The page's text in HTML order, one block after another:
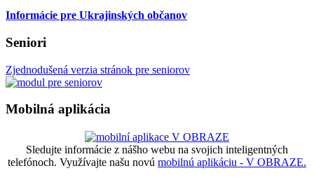
Informácie pre Ukrajinských občanov
Seniori
Zjednodušená verzia stránok pre seniorov
Mobilná aplikácia
Sledujte informácie z nášho webu na svojich inteligentných
telefónoch. Využívajte našu novú mobilnú aplikáciu - V OBRAZE.